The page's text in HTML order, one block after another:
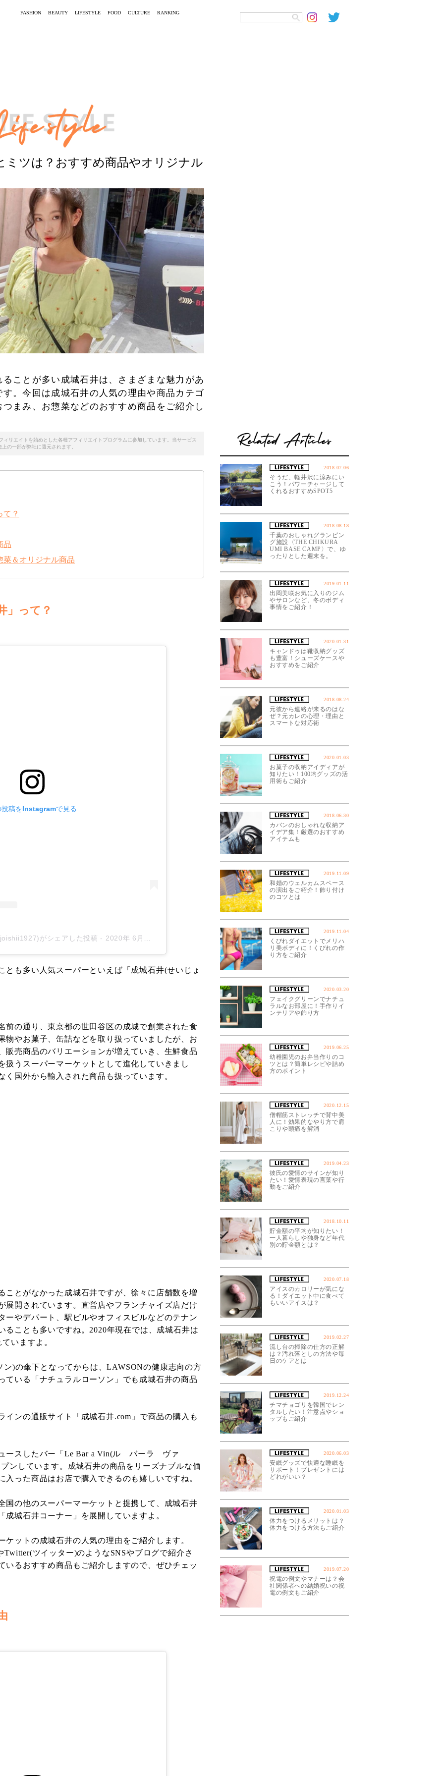
FASHION BEAUTY LIFESTYLE FOOD CULTURE RANKING
ミツは？おすすめ商品やオリジナル
ことが多い成城石井は、さまざまな魅力があ
。今回は成城石井の人気の理由や商品カテゴ
まみ、お惣菜などのおすすめ商品をご紹介し
ィリエイトを始めとした各種アフィリエイトプログラムに参加しています。当サービス
の一部が弊社に還元されます。
て？
品
菜＆オリジナル商品
」って？
投稿をInstagramで見る
がシェアした投稿 - 2020年 6月月29日午前4時08分PDT
とも多い人気スーパーといえば「成城石井(せいじょ
前の通り、東京都の世田谷区の成城で創業された食
物やお菓子、缶詰などを取り扱っていましたが、お
販売商品のバリエーションが増えていき、生鮮食品
扱うスーパーマーケットとして進化していきまし
く国外から輸入された商品も扱っています。
ことがなかった成城石井ですが、徐々に店舗数を増
展開されています。直営店やフランチャイズ店だけ
ーやデパート、駅ビルやオフィスビルなどのテナン
ることも多いですね。2020年現在では、成城石井は
いますよ。
)の傘下となってからは、LAWSONの健康志向の方
ている「ナチュラルローソン」でも成城石井の商品
インの通販サイト「成城石井.com」で商品の購入も
ースしたバー「Le Bar a Vin(ル バーラ ヴァ
ンしています。成城石井の商品をリーズナブルな価
入った商品はお店で購入できるのも嬉しいですね。
国の他のスーパーマーケットと提携して、成城石井
成城石井コーナー」を展開していますよ。
ケットの成城石井の人気の理由をご紹介します。
Twitter(ツイッター)のようなSNSやブログで紹介さ
いるおすすめ商品もご紹介しますので、ぜひチェッ
2018.07.06
そうだ、軽井沢に涼みにい
こう！パワーチャージして
くれるおすすめSPOT5
2018.08.18
千葉のおしゃれグランピン
グ施設〈THE CHIKURA
UMI BASE CAMP〉で、ゆ
ったりとした週末を。
2019.01.11
出岡美咲お気に入りのジム
やサロンなど、冬のボディ
事情をご紹介！
2020.01.31
キャンドゥは靴収納グッズ
も豊富！シューズケースや
おすすめをご紹介
2018.08.24
元彼から連絡が来るのはな
ぜ？元カレの心理・理由と
スマートな対応術
2020.01.03
お菓子の収納アイディアが
知りたい！100均グッズの活
用術もご紹介
2018.06.30
カバンのおしゃれな収納ア
イデア集！厳選のおすすめ
アイテムも
2019.11.09
和婚のウェルカムスペース
の演出をご紹介！飾り付け
のコツとは
2019.11.04
くびれダイエットでメリハ
リ美ボディに！くびれの作
り方をご紹介
2020.03.20
フェイクグリーンでナチュ
ラルなお部屋に！手作りイ
ンテリアや飾り方
2019.06.25
幼稚園児のお弁当作りのコ
ツとは？簡単レシピや詰め
方のポイント
2020.12.15
僧帽筋ストレッチで背中美
人に！効果的なやり方で肩
こりや頭痛を解消
2019.04.23
彼氏の愛情のサインが知り
たい！愛情表現の言葉や行
動をご紹介
2018.10.11
貯金額の平均が知りたい！
一人暮らしや独身など年代
別の貯金額とは？
2020.07.18
アイスのカロリーが気にな
る！ダイエット中に食べて
もいいアイスは？
2019.02.27
流し台の掃除の仕方の正解
は？汚れ落としの方法や毎
日のケアとは
2019.12.24
チマチョゴリを韓国でレン
タルしたい！注意点やショ
ップもご紹介
2020.06.03
安眠グッズで快適な睡眠を
サポート！プレゼントには
どれがいい？
2020.01.03
体力をつけるメリットは？
体力をつける方法もご紹介
2019.07.20
祝電の例文やマナーは？会
社関係者への結婚祝いの祝
電の例文もご紹介